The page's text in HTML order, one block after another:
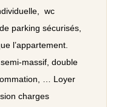
wc
parking sécurisés,
l’appartement.
massif, double
… Loyer
charges